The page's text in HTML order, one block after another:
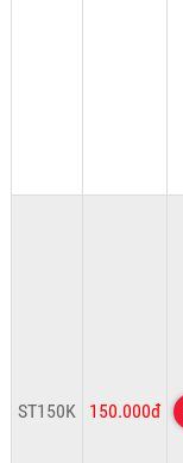
ST150K 150.000đ